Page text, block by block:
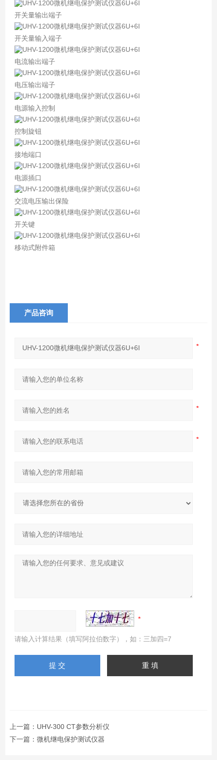
开关量输出端子
开关量输入端子
电流输出端子
电压输出端子
电源输入控制
控制旋钮
接地端口
电源插口
交流电压输出保险
开关键
移动式附件箱
产品咨询
请输入计算结果（填写阿拉伯数字），如：三加四=7
上一篇： UHV-300 CT参数分析仪
下一篇： 微机继电保护测试仪器